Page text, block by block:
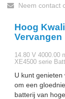
Neem contact
Hoog
Vervangen
14.80 V 4000.00
XE4500 serie
U kunt
om een
batterij van